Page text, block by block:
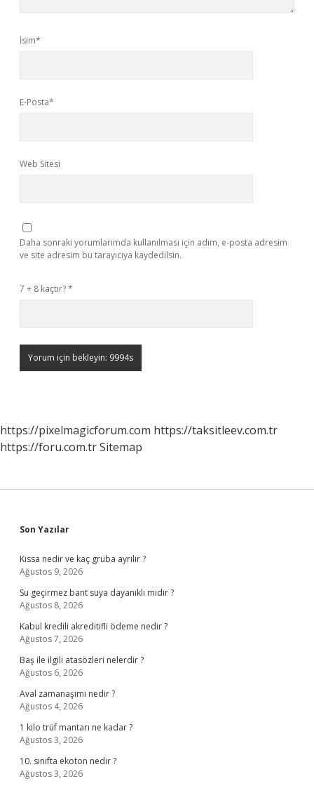
İsim*
E-Posta*
Web Sitesi
Daha sonraki yorumlarımda kullanılması için adım, e-posta adresim
ve site adresim bu tarayıcıya kaydedilsin.
7 + 8 kaçtır?*
https://pixelmagicforum.com https://taksitleev.com.tr
https://foru.com.trSitemap
Sidebar
Son Yazılar
Kıssa nedir ve kaç gruba ayrılır ?
Ağustos 9, 2026
Su geçirmez bant suya dayanıklı mıdır ?
Ağustos 8, 2026
Kabul kredili akreditifli ödeme nedir ?
Ağustos 7, 2026
Baş ile ilgili atasözleri nelerdir ?
Ağustos 6, 2026
Aval zamanaşımı nedir ?
Ağustos 4, 2026
1 kilo trüf mantarı ne kadar ?
Ağustos 3, 2026
10. sınıfta ekoton nedir ?
Ağustos 3, 2026